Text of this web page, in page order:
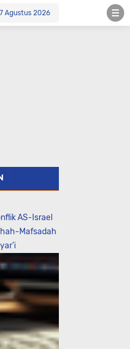
Agustus 2026
AS-Israel
Mafsadah